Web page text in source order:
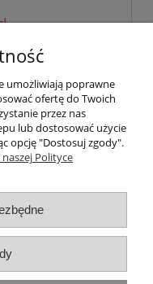
umożliwiają poprawne
ofertę do Twoich
przez nas
lub dostosować użycie
opcję "Dostosuj zgody".
Polityce